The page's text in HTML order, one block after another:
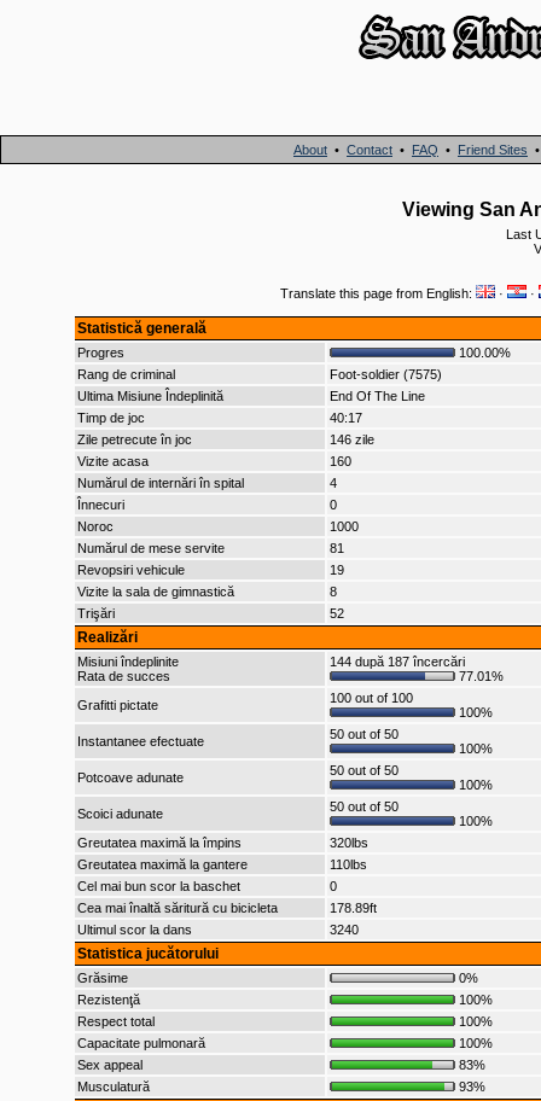
About • Contact • FAQ • Friend Sites
Viewing San
Last
Translate this page from English: · ·
Statistică generală
Progres
100.00%
Rang de criminal
Foot-soldier (7575)
Ultima Misiune Îndeplinită
End Of The Line
Timp de joc
40:17
Zile petrecute în joc
146 zile
Vizite acasa
160
Numărul de internări în spital
4
Înnecuri
0
Noroc
1000
Numărul de mese servite
81
Revopsiri vehicule
19
Vizite la sala de gimnastică
8
Trişări
52
Realizări
Misiuni îndeplinite
Rata de succes
144 după 187 încercări
77.01%
Grafitti pictate
100 out of 100
100%
Instantanee efectuate
50 out of 50
100%
Potcoave adunate
50 out of 50
100%
Scoici adunate
50 out of 50
100%
Greutatea maximă la împins
320lbs
Greutatea maximă la gantere
110lbs
Cel mai bun scor la baschet
0
Cea mai înaltă săritură cu bicicleta
178.89ft
Ultimul scor la dans
3240
Statistica jucătorului
Grăsime
0%
Rezistenţă
100%
Respect total
100%
Capacitate pulmonară
100%
Sex appeal
83%
Musculatură
93%